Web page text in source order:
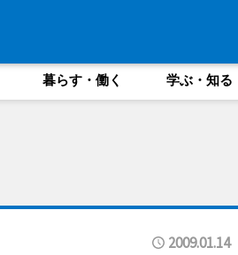
暮らす・働く 学ぶ・知る
2009.01.14